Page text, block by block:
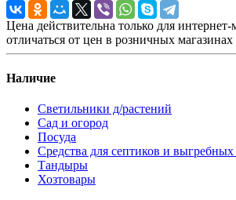
Цена действительна только для
отличаться от цен в розничных магазинах
Наличие
Светильники д/растений
Сад и огород
Посуда
Средства для септиков и
Тандыры
Хозтовары